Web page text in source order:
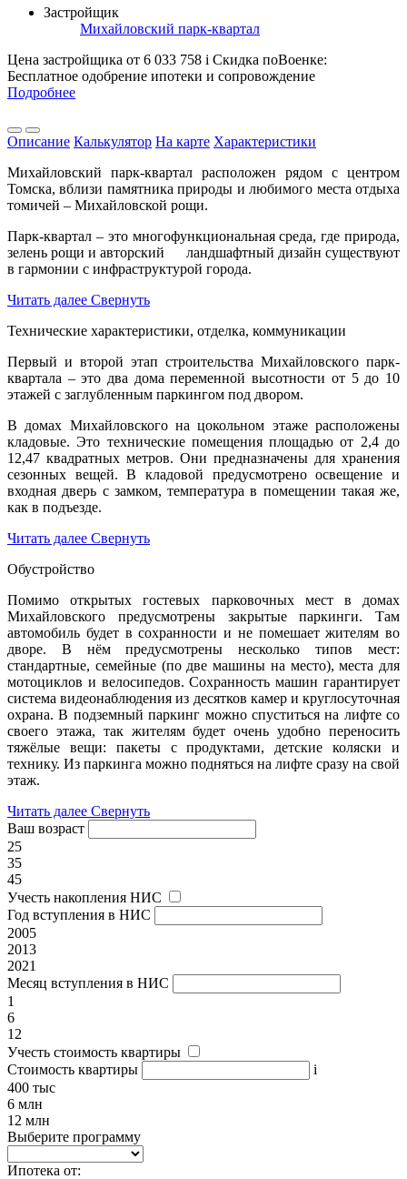
Застройщик
Михайловский парк-квартал
Цена застройщика от 6 033 758 i Скидка поВоенке:
Бесплатное одобрение ипотеки и сопровождение
Подробнее
Описание Калькулятор На карте Характеристики
Михайловский парк-квартал расположен рядом с центром
Томска, вблизи памятника природы и любимого места отдыха
томичей – Михайловской рощи.
Парк-квартал – это многофункциональная среда, где природа,
зелень рощи и авторский ландшафтный дизайн существуют
в гармонии с инфраструктурой города.
Читать далее Свернуть
Технические характеристики, отделка, коммуникации
Первый и второй этап строительства Михайловского парк-
квартала – это два дома переменной высотности от 5 до 10
этажей с заглубленным паркингом под двором.
В домах Михайловского на цокольном этаже расположены
кладовые. Это технические помещения площадью от 2,4 до
12,47 квадратных метров. Они предназначены для хранения
сезонных вещей. В кладовой предусмотрено освещение и
входная дверь с замком, температура в помещении такая же,
как в подъезде.
Читать далее Свернуть
Обустройство
Помимо открытых гостевых парковочных мест в домах
Михайловского предусмотрены закрытые паркинги. Там
автомобиль будет в сохранности и не помешает жителям во
дворе. В нём предусмотрены несколько типов мест:
стандартные, семейные (по две машины на место), места для
мотоциклов и велосипедов. Сохранность машин гарантирует
система видеонаблюдения из десятков камер и круглосуточная
охрана. В подземный паркинг можно спуститься на лифте со
своего этажа, так жителям будет очень удобно переносить
тяжёлые вещи: пакеты с продуктами, детские коляски и
технику. Из паркинга можно подняться на лифте сразу на свой
этаж.
Читать далее Свернуть
Ваш возраст
25
35
45
Учесть накопления НИС
Год вступления в НИС
2005
2013
2021
Месяц вступления в НИС
1
6
12
Учесть стоимость квартиры
Стоимость квартиры
i
400 тыс
6 млн
12 млн
Выберите программу
Ипотека от: